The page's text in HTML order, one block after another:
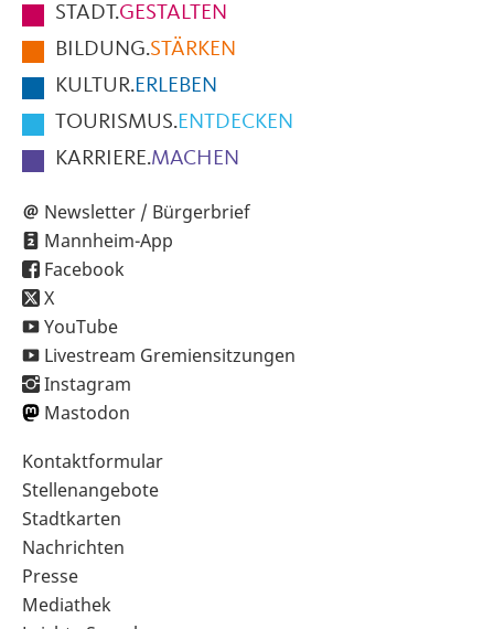
der
Seite
STADT.GESTALTEN
BILDUNG.STÄRKEN
KULTUR.ERLEBEN
TOURISMUS.ENTDECKEN
KARRIERE.MACHEN
Newsletter / Bürgerbrief
Mannheim-App
Facebook
X
YouTube
Livestream Gremiensitzungen
Instagram
Mastodon
Sekundärnavigation
im
Fußbereich
Kontaktformular
Stellenangebote
Stadtkarten
Nachrichten
Presse
Mediathek